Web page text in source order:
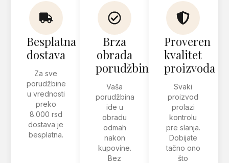
Besplatna
dostava
Za sve
porudžbine
u vrednosti
preko
8.000 rsd
dostava je
besplatna.
Brza
obrada
porudžbine
Vaša
porudžbina
ide u
obradu
odmah
nakon
kupovine.
Bez
Proveren
kvalitet
proizvoda
Svaki
proizvod
prolazi
kontrolu
pre slanja.
Dobijate
tačno ono
što